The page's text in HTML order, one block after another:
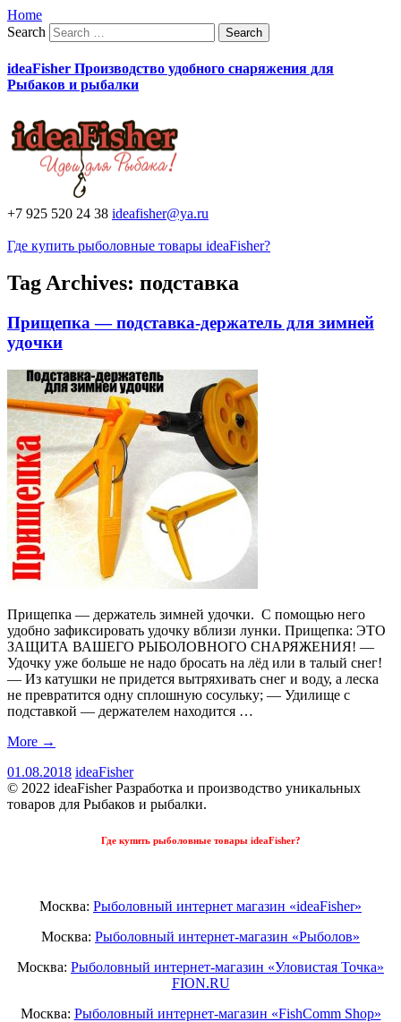
Home
Search
ideaFisher Производство удобного снаряжения для
Рыбаков и рыбалки
+7 925 520 24 38 ideafisher@ya.ru
Где купить рыболовные товары ideaFisher?
Tag Archives: подставка
Прищепка — подставка-держатель для зимней
удочки
Прищепка — держатель зимней удочки. С помощью него
удобно зафиксировать удочку вблизи лунки. Прищепка: ЭТО
ЗАЩИТА ВАШЕГО РЫБОЛОВНОГО СНАРЯЖЕНИЯ! —
Удочку уже больше не надо бросать на лёд или в талый снег!
— Из катушки не придется вытряхивать снег и воду, а леска
не превратится одну сплошную сосульку; — Удилище с
подставкой — держателем находится …
More →
01.08.2018 ideaFisher
© 2022 ideaFisher Разработка и производство уникальных
товаров для Рыбаков и рыбалки.
Где купить рыболовные товары ideaFisher?
Москва: Рыболовный интернет магазин «ideaFisher»
Москва: Рыболовный интернет-магазин «Рыболов»
Москва: Рыболовный интернет-магазин «Уловистая Точка»
FION.RU
Москва: Рыболовный интернет-магазин «FishComm Shop»